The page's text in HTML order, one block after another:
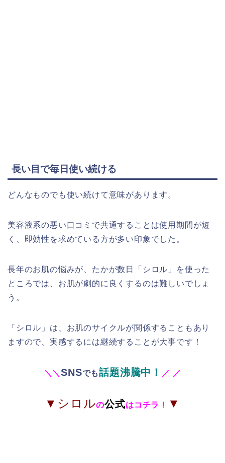
長い目で毎日使い続ける
どんなものでも使い続けて意味があります。
美容液系の悪い口コミで共通することは使用期間が短
く、即効性を求めている方が多い印象でした。
長年のお肌の悩みが、たかが数日「 シロル 」を使った
ところでは、お肌が劇的に良くするのは難しいでしょ
う。
「 シロル 」は、お肌のサイクルが関係することもあり
ますので、実感するには継続することが大事です！
＼ ＼SNSでも話題沸騰中！ ／ ／
▼シロルの公式はコチラ！ ▼